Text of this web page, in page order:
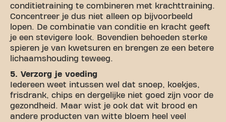
conditietraining te combineren met krachttraining.
Concentreer je dus niet alleen op bijvoorbeeld
lopen. De combinatie van conditie en kracht geeft
je een stevigere look. Bovendien behoeden sterke
spieren je van kwetsuren en brengen ze een betere
lichaamshouding teweeg.
5. Verzorg je voeding
Iedereen weet intussen wel dat snoep, koekjes,
frisdrank, chips en dergelijke niet goed zijn voor de
gezondheid. Maar wist je ook dat wit brood en
andere producten van witte bloem heel veel